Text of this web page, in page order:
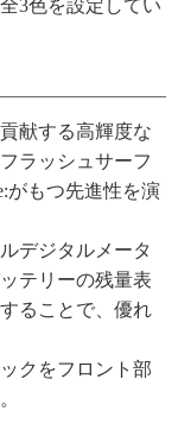
3色を設定してい
献する高輝度な
ラッシュサーフ
がもつ先進性を演
デジタルメータ
テリーの残量表
ることで、優れ
クをフロント部